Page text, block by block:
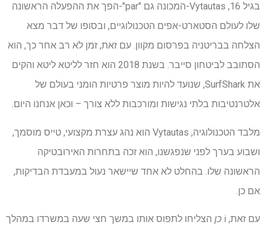
בגיל 16, Vytautas-המכונה גם "par"-הפך את ההפעלה הראשונה
שלו לעולם הסטארט-אפים הטכנולוגיים, ובסופו של דבר מצא
הצלחה בבריטניה בפרסום מקוון. עם זאת, זמן לא רב אחר כך, הוא
הסתובב לביטחון סייבר. בשנת 2018 הוא חזר לליטא ליטא והקים
את SurfShark, שנועד להיות מוצר פרטיות הומני בעולם של
אלטרנטיבות בלתי נגישות ומורכבות ללא צורך – וכאן אנחנו היום.
מלבד הטכנולוגיה, Vytautas הוא נהג עצרת מקצועי, טייס מוסמך,
ושבוע בערך לפני שנפגשנו, הוא זכה בתחרות האירובטיקה
הראשונה שלו. בהחלט לא אחד שיישאר נעול במעבדת הבדיקות,
אם כן.
עם זאת, i כן הצליחו לתפוס אותו במשך חצי שעה במשרדו במהלך